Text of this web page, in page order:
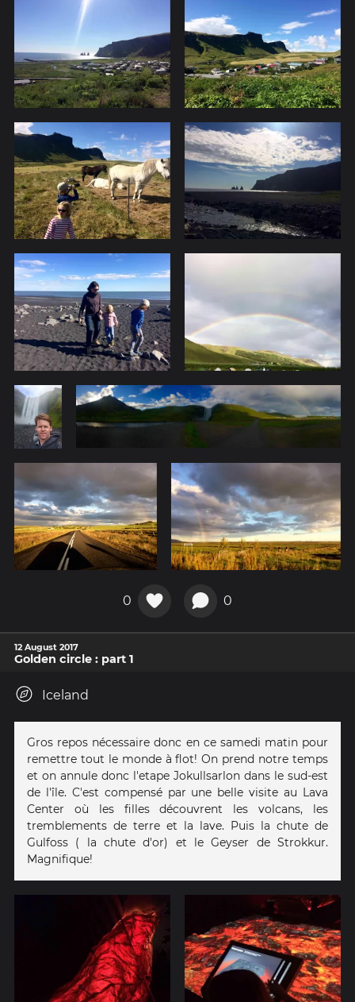
0 0
12 August 2017
Golden circle : part 1
Iceland
Gros repos nécessaire donc en ce samedi matin pour
remettre tout le monde à flot! On prend notre temps
et on annule donc l'etape Jokullsarlon dans le sud-est
de l'île. C'est compensé par une belle visite au Lava
Center où les filles découvrent les volcans, les
tremblements de terre et la lave. Puis la chute de
Gulfoss ( la chute d'or) et le Geyser de Strokkur.
Magnifique!